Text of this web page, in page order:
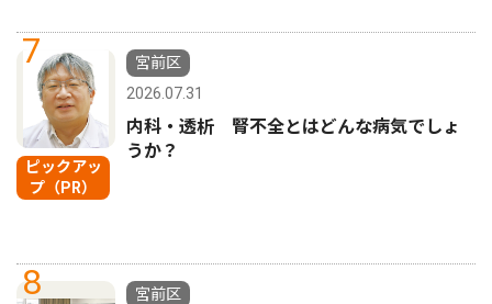
7
ピックアッ
プ（PR）
宮前区
2026.07.31
内科・透析 腎不全とはどんな病気でしょ
うか？
8
宮前区